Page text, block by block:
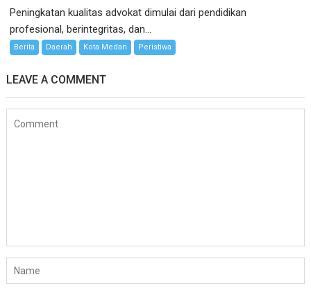
Peningkatan kualitas advokat dimulai dari pendidikan
profesional, berintegritas, dan...
Berita Daerah Kota Medan Peristiwa
LEAVE A COMMENT